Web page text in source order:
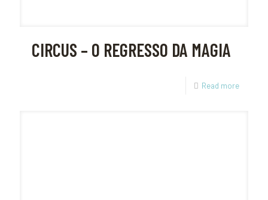
CIRCUS – O REGRESSO DA MAGIA
Read more